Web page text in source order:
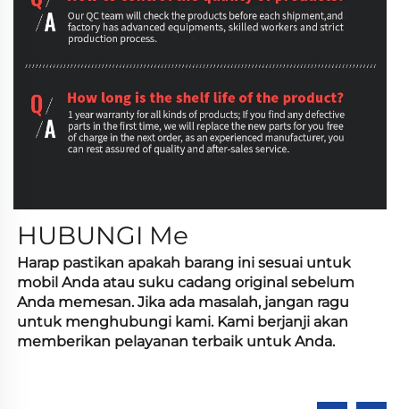
HUBUNGI Me
Harap pastikan apakah barang ini sesuai untuk
mobil Anda atau suku cadang original sebelum
Anda memesan. Jika ada masalah, jangan ragu
untuk menghubungi kami. Kami berjanji akan
memberikan pelayanan terbaik untuk Anda.